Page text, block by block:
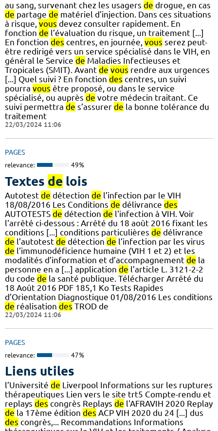
au sang, survenant chez les usagers de drogue, en cas
de partage de matériel d’injection. Dans ces situations
à risque, vous devez consulter rapidement. En
fonction de l’évaluation du risque, un traitement [...]
En fonction des centres, en journée, vous serez peut-
être redirigé vers un service spécialisé dans le VIH, en
général le Service de Maladies Infectieuses et
Tropicales (SMIT). Avant de vous rendre aux urgences
[...] Quel suivi ? En fonction des centres, un suivi
pourra vous être proposé, ou dans le service
spécialisé, ou auprès de votre médecin traitant. Ce
suivi permettra de s’assurer de la bonne tolérance du
traitement
22/03/2024 11:06
PAGES
relevance: 49%
Textes de lois
Autotest de détection de l’infection par le VIH
18/08/2016 Les Conditions de délivrance des
AUTOTESTS de détection de l'infection à VIH. Voir
l'arrêté ci-dessous : Arrêté du 18 août 2016 fixant les
conditions [...] conditions particulières de délivrance
de l’autotest de détection de l’infection par les virus
de l’immunodéficience humaine (VIH 1 et 2) et les
modalités d’information et d’accompagnement de la
personne en a [...] application de l’article L. 3121-2-2
du code de la santé publique. Télécharger Arrêté du
18 Août 2016 PDF 185,1 Ko Tests Rapides
d’Orientation Diagnostique 01/08/2016 Les conditions
de réalisation des TROD de
22/03/2024 11:06
PAGES
relevance: 47%
Liens utiles
l’Université de Liverpool Informations sur les ruptures
thérapeutiques Lien vers le site trt5 Compte-rendu et
replays des congrès Replays de l'AFRAVIH 2020 Replay
de la 17ème édition des ACP VIH 2020 du 24 [...] dus
des congrès,... Recommandations Informations